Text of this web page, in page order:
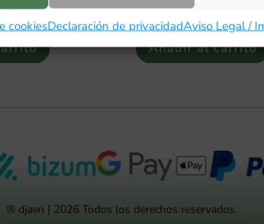
cookiesDeclaración de privacidadAviso Legal /
169,50€
Añadir al carrito
® djaen | 2026 Todos los derechos reservados.